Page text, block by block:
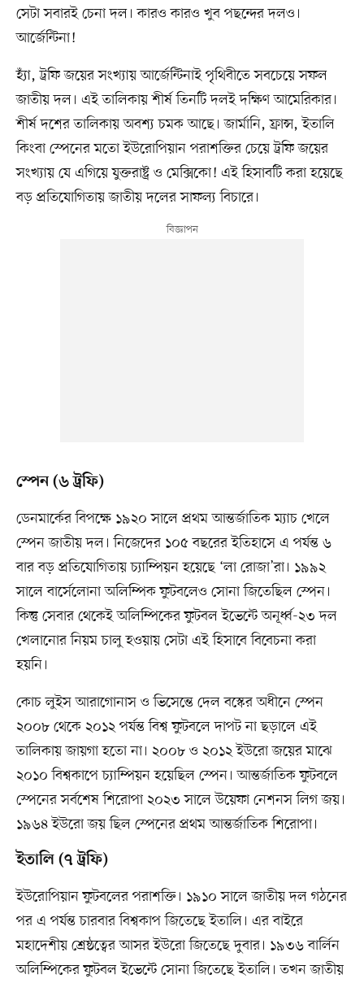
সেটা সবারই চেনা দল। কারও কারও খুব পছন্দের দলও।
আর্জেন্টিনা!
হ্যাঁ, ট্রফি জয়ের সংখ্যায় আর্জেন্টিনাই পৃথিবীতে সবচেয়ে সফল
জাতীয় দল। এই তালিকায় শীর্ষ তিনটি দলই দক্ষিণ আমেরিকার।
শীর্ষ দশের তালিকায় অবশ্য চমক আছে। জার্মানি, ফ্রান্স, ইতালি
কিংবা স্পেনের মতো ইউরোপিয়ান পরাশক্তির চেয়ে ট্রফি জয়ের
সংখ্যায় যে এগিয়ে যুক্তরাষ্ট্র ও মেক্সিকো! এই হিসাবটি করা হয়েছে
বড় প্রতিযোগিতায় জাতীয় দলের সাফল্য বিচারে।
স্পেন (৬ ট্রফি)
ডেনমার্কের বিপক্ষে ১৯২০ সালে প্রথম আন্তর্জাতিক ম্যাচ খেলে
স্পেন জাতীয় দল। নিজেদের ১০৫ বছরের ইতিহাসে এ পর্যন্ত ৬
বার বড় প্রতিযোগিতায় চ্যাম্পিয়ন হয়েছে ‘লা রোজা’রা। ১৯৯২
সালে বার্সেলোনা অলিম্পিক ফুটবলেও সোনা জিতেছিল স্পেন।
কিন্তু সেবার থেকেই অলিম্পিকের ফুটবল ইভেন্টে অনূর্ধ্ব-২৩ দল
খেলানোর নিয়ম চালু হওয়ায় সেটা এই হিসাবে বিবেচনা করা
হয়নি।
কোচ লুইস আরাগোনাস ও ভিসেন্তে দেল বস্কের অধীনে স্পেন
২০০৮ থেকে ২০১২ পর্যন্ত বিশ্ব ফুটবলে দাপট না ছড়ালে এই
তালিকায় জায়গা হতো না। ২০০৮ ও ২০১২ ইউরো জয়ের মাঝে
২০১০ বিশ্বকাপে চ্যাম্পিয়ন হয়েছিল স্পেন। আন্তর্জাতিক ফুটবলে
স্পেনের সর্বশেষ শিরোপা ২০২৩ সালে উয়েফা নেশনস লিগ জয়।
১৯৬৪ ইউরো জয় ছিল স্পেনের প্রথম আন্তর্জাতিক শিরোপা।
ইতালি (৭ ট্রফি)
ইউরোপিয়ান ফুটবলের পরাশক্তি। ১৯১০ সালে জাতীয় দল গঠনের
পর এ পর্যন্ত চারবার বিশ্বকাপ জিতেছে ইতালি। এর বাইরে
মহাদেশীয় শ্রেষ্ঠত্বের আসর ইউরো জিতেছে দুবার। ১৯৩৬ বার্লিন
অলিম্পিকের ফুটবল ইভেন্টে সোনা জিতেছে ইতালি। তখন জাতীয়